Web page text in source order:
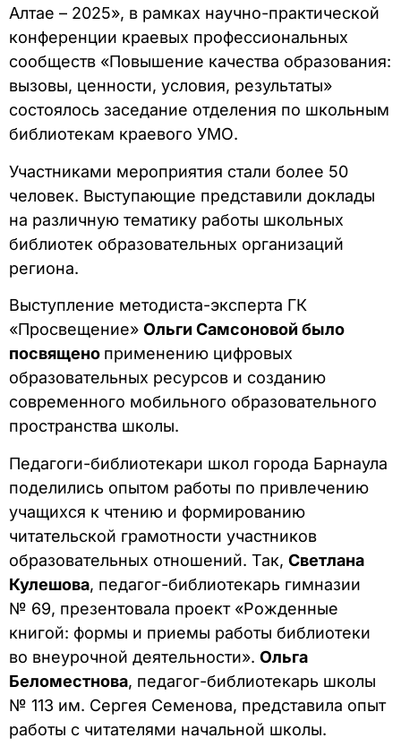
Алтае – 2025», в рамках научно-практической
конференции краевых профессиональных
сообществ «Повышение качества образования:
вызовы, ценности, условия, результаты»
состоялось заседание отделения по школьным
библиотекам краевого УМО.
Участниками мероприятия стали более 50
человек. Выступающие представили доклады
на различную тематику работы школьных
библиотек образовательных организаций
региона.
Выступление методиста-эксперта ГК
«Просвещение» Ольги Самсоновой было
посвящено применению цифровых
образовательных ресурсов и созданию
современного мобильного образовательного
пространства школы.
Педагоги-библиотекари школ города Барнаула
поделились опытом работы по привлечению
учащихся к чтению и формированию
читательской грамотности участников
образовательных отношений. Так, Светлана
Кулешова, педагог-библиотекарь гимназии
№ 69, презентовала проект «Рожденные
книгой: формы и приемы работы библиотеки
во внеурочной деятельности». Ольга
Беломестнова, педагог-библиотекарь школы
№ 113 им. Сергея Семенова, представила опыт
работы с читателями начальной школы.